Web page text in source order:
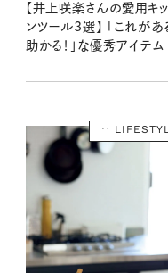
【井上咲楽さんの愛用キ
ンツール3選】 「これがあ
助かる！」な優秀アイテム